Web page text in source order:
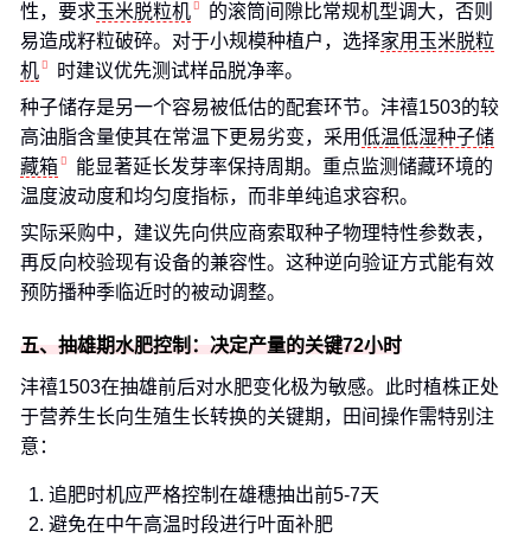
性，要求玉米脱粒机
的滚筒间隙比常规机型调大，否则
易造成籽粒破碎。对于小规模种植户，选择家用玉米脱粒
机
时建议优先测试样品脱净率。
种子储存是另一个容易被低估的配套环节。沣禧1503的较
高油脂含量使其在常温下更易劣变，采用低温低湿种子储
藏箱
能显著延长发芽率保持周期。重点监测储藏环境的
温度波动度和均匀度指标，而非单纯追求容积。
实际采购中，建议先向供应商索取种子物理特性参数表，
再反向校验现有设备的兼容性。这种逆向验证方式能有效
预防播种季临近时的被动调整。
五、抽雄期水肥控制：决定产量的关键72小时
沣禧1503在抽雄前后对水肥变化极为敏感。此时植株正处
于营养生长向生殖生长转换的关键期，田间操作需特别注
意：
追肥时机应严格控制在雄穗抽出前5-7天
避免在中午高温时段进行叶面补肥